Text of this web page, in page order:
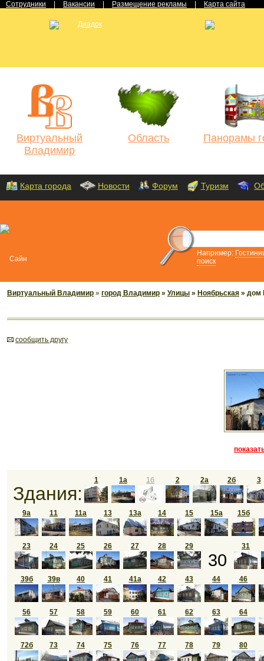
Сотрудники Вакансии Размещение рекламы Карта сайта
Виртуальный
Владимир
Область Панорамы
Карта города Новости Форум Туризм
Например:
поиск
Виртуальный Владимир » город Владимир » Улицы » Ноябрьская » дом
cообщить другу
Здания:
1 1а 1б 2 2а 2б 3
9а 11 11а 13 13а 14 15 15а 15б
23 24 25 26 27 28 29
30
31
39б 39в 40 41 41а 42 43 44 46
56 57 58 59 60 61 62 63 64
72б 73 74 75 76 77 78 79 80